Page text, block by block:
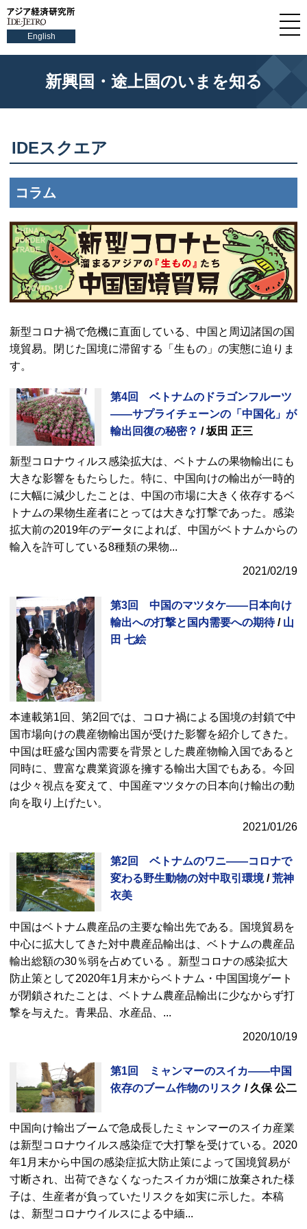
English
新興国・途上国のいまを知る
IDEスクエア
コラム
新型コロナ禍で危機に直面している、中国と周辺諸国の国
境貿易。閉じた国境に滞留する「生もの」の実態に迫りま
す。
第4回 ベトナムのドラゴンフルーツ
――サプライチェーンの「中国化」が
輸出回復の秘密？ / 坂田 正三
新型コロナウィルス感染拡大は、ベトナムの果物輸出にも
大きな影響をもたらした。特に、中国向けの輸出が一時的
に大幅に減少したことは、中国の市場に大きく依存するベ
トナムの果物生産者にとっては大きな打撃であった。感染
拡大前の2019年のデータによれば、中国がベトナムからの
輸入を許可している8種類の果物...
2021/02/19
第3回 中国のマツタケ――日本向け
輸出への打撃と国内需要への期待/ 山
田 七絵
本連載第1回、第2回では、コロナ禍による国境の封鎖で中
国市場向けの農産物輸出国が受けた影響を紹介してきた。
中国は旺盛な国内需要を背景とした農産物輸入国であると
同時に、豊富な農業資源を擁する輸出大国でもある。今回
は少々視点を変えて、中国産マツタケの日本向け輸出の動
向を取り上げたい。
2021/01/26
第2回 ベトナムのワニ――コロナで
変わる野生動物の対中取引環境/荒神
衣美
中国はベトナム農産品の主要な輸出先である。国境貿易を
中心に拡大してきた対中農産品輸出は、ベトナムの農産品
輸出総額の30％弱を占めている 。新型コロナの感染拡大
防止策として2020年1月末からベトナム・中国国境ゲート
が閉鎖されたことは、ベトナム農産品輸出に少なからず打
撃を与えた。青果品、水産品、 ...
2020/10/19
第1回 ミャンマーのスイカ――中国
依存のブーム作物のリスク / 久保 公二
中国向け輸出ブームで急成長したミャンマーのスイカ産業
は新型コロナウイルス感染症で大打撃を受けている。2020
年1月末から中国の感染症拡大防止策によって国境貿易が
寸断され、出荷できなくなったスイカが畑に放棄された様
子は、生産者が負っていたリスクを如実に示した。本稿
は、新型コロナウイルスによる中緬...